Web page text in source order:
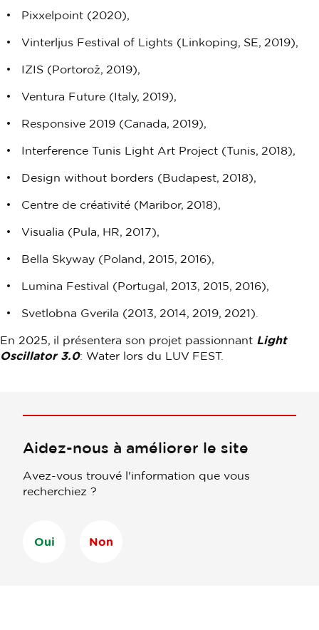
Pixxelpoint (2020),
Vinterljus Festival of Lights (Linkoping, SE, 2019),
IZIS (Portorož, 2019),
Ventura Future (Italy, 2019),
Responsive 2019 (Canada, 2019),
Interference Tunis Light Art Project (Tunis, 2018),
Design without borders (Budapest, 2018),
Centre de créativité (Maribor, 2018),
Visualia (Pula, HR, 2017),
Bella Skyway (Poland, 2015, 2016),
Lumina Festival (Portugal, 2013, 2015, 2016),
Svetlobna Gverila (2013, 2014, 2019, 2021).
En 2025, il présentera son projet passionnant Light
Oscillator 3.0: Water lors du LUV FEST.
Aidez-nous à améliorer le site
Avez-vous trouvé l'information que vous
recherchiez ?
Oui Non